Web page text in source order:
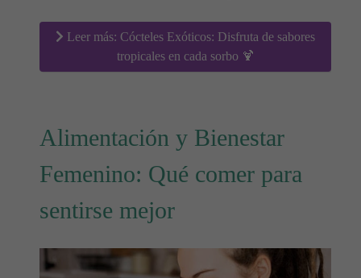
Leer más: Cócteles Exóticos: Disfruta de sabores
tropicales en cada sorbo 🍹
Alimentación y Bienestar
Femenino: Qué comer para
sentirse mejor